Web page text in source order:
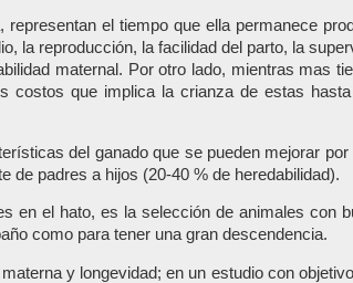
representan el tiempo que ella permanece
la reproducción, la facilidad del parto, la
maternal. Por otro lado, mientras mas
costos que implica la crianza de estas
del ganado que se pueden mejorar
padres a hijos (20-40 % de heredabilidad).
en el hato, es la selección de animales
como para tener una gran descendencia.
y longevidad; en un estudio con